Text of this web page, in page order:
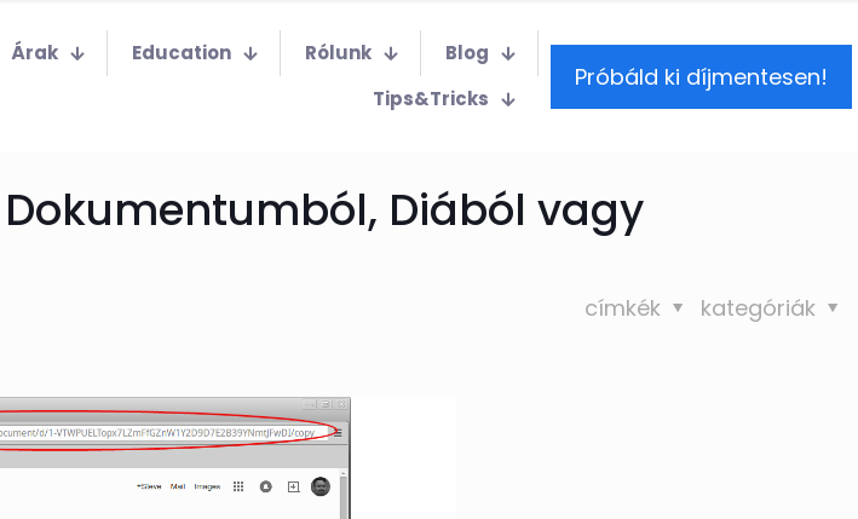
Árak Education Rólunk
Blog
Tips&Tricks
Próbáld ki díjmentesen!
Diából vagy
kategóriák
címkék